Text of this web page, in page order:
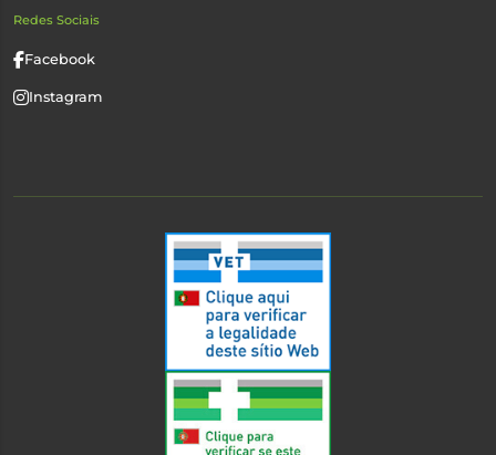
Redes Sociais
Facebook
Instagram